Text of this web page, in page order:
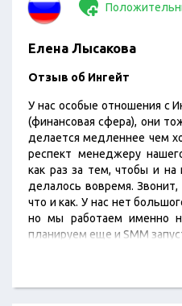
Елена Лысакова
Отзыв об Ингейт
У нас особые отношения с
(финансовая сфера), они
делается медленнее чем
респект менеджеру
как раз за тем, чтобы и
делалось вовремя. Звонит,
что и как. У нас нет
но мы работаем именно
планируем еще и SMM